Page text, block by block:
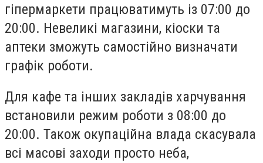
гіпермаркети працюватимуть із 07:00 до
20:00. Невеликі магазини, кіоски та
аптеки зможуть самостійно визначати
графік роботи.
Для кафе та інших закладів харчування
встановили режим роботи з 08:00 до
20:00. Також окупаційна влада скасувала
всі масові заходи просто неба,